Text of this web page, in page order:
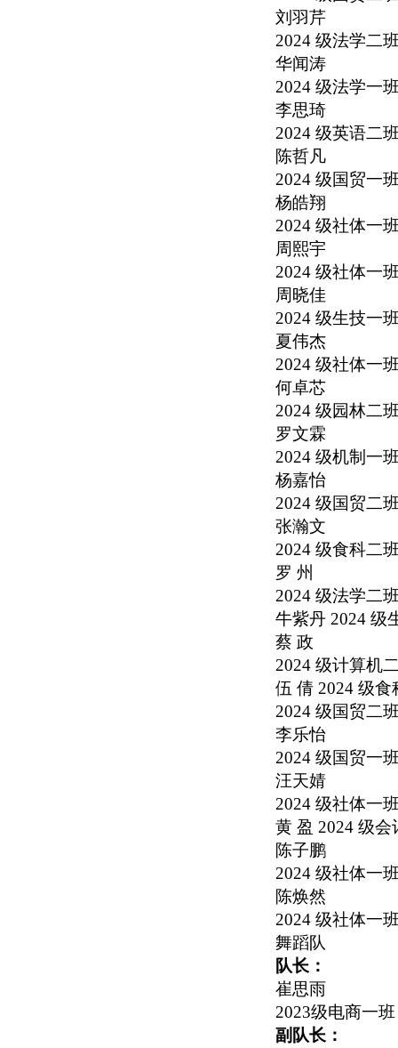
刘羽芹
2024 级法学二
华闻涛
2024 级法学一
李思琦
2024 级英语二
陈哲凡
2024 级国贸一
杨皓翔
2024 级社体一
周熙宇
2024 级社体一
周晓佳
2024 级生技一
夏伟杰
2024 级社体一
何卓芯
2024 级园林二
罗文霖
2024 级机制一
杨嘉怡
2024 级国贸二
张瀚文
2024 级食科二
罗 州
2024 级法学二
牛紫丹 2024 级
蔡 政
2024 级计算机
伍 倩 2024 级食
2024 级国贸二
李乐怡
2024 级国贸一
汪天婧
2024 级社体一
黄 盈 2024 级会
陈子鹏
2024 级社体一
陈焕然
2024 级社体一
舞蹈队
队长：
崔思雨
2023级电商一班
副队长：